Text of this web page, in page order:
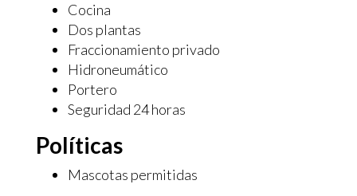
Cocina
Dos plantas
Fraccionamiento privado
Hidroneumático
Portero
Seguridad 24 horas
Políticas
Mascotas permitidas